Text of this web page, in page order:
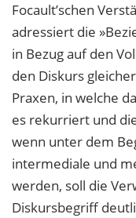
Focault’schen
adressiert die
in Bezug auf den
den Diskurs
Praxen, in welche
es rekurriert und
wenn unter dem
intermediale und
werden, soll die
Diskursbegriff